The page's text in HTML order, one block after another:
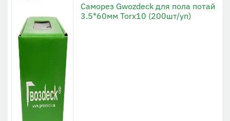
Саморез Gwozdeck для пола потай
3.5*60мм Torx10 (200шт/уп)